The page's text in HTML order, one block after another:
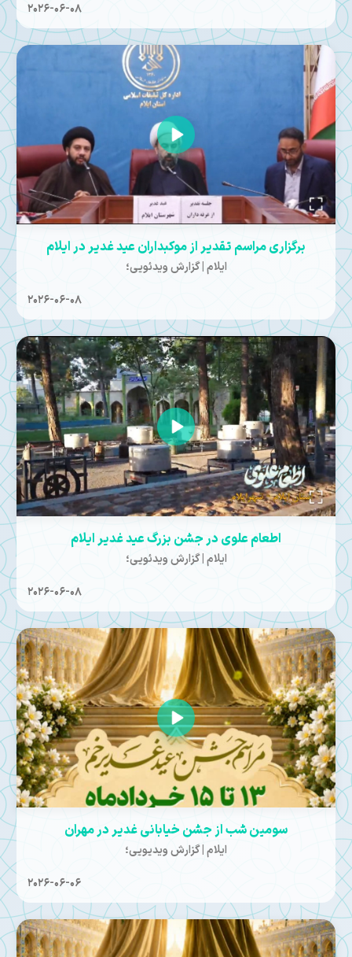
2026-06-08
برگزاری مراسم تقدیر از موکبداران عید غدیر در ایلام
ایلام | گزارش ویدئویی؛
2026-06-08
اطعام علوی در جشن بزرگ عید غدیر ایلام
ایلام | گزارش ویدئویی؛
2026-06-08
سومین شب از جشن خیابانی غدیر در مهران
ایلام | گزارش ویدیویی؛
2026-06-06